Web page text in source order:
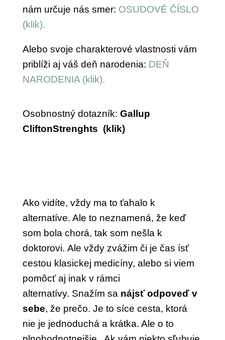
nám určuje nás smer: OSUDOVÉ ČÍSLO
(klik).
Alebo svoje charakterové vlastnosti vám
priblíži aj váš deň narodenia: DEŇ
NARODENIA (klik).
Osobnostný dotazník: Gallup
CliftonStrenghts (klik)
Ako vidíte, vždy ma to ťahalo k
alternatíve. Ale to neznamená, že keď
som bola chorá, tak som nešla k
doktorovi. Ale vždy zvážim či je čas ísť
cestou klasickej medicíny, alebo si viem
pomôcť aj inak v rámci
alternatívy. Snažím sa nájsť odpoveď v
sebe, že prečo. Je to síce cesta, ktorá
nie je jednoduchá a krátka. Ale o to